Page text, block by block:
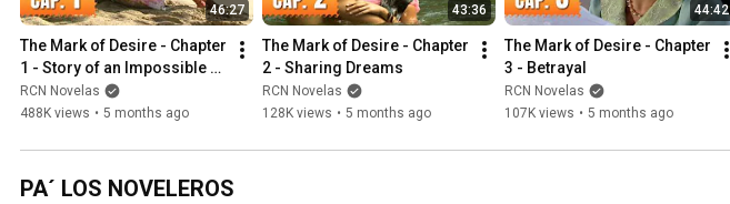
46:27
The Mark of Desire - Chapter
1 - Story of an Impossible
Love
RCN Novelas
488K views • 5 months ago
43:36
The Mark of Desire - Chapter
2 - Sharing Dreams
RCN Novelas
128K views • 5 months ago
44:42
The Mark of Desire - Chapter
3 - Betrayal
RCN Novelas
107K views • 5 months ago
PA´ LOS NOVELEROS